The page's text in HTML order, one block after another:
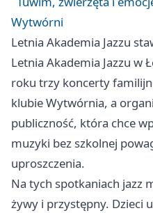
Wytwórni
Letnia Akademia Jazzu
Letnia Akademia Jazzu w
roku trzy koncerty
klubie Wytwórnia, a
publiczność, która chce
muzyki bez szkolnej
uproszczenia.
Na tych spotkaniach jazz
żywy i przystępny. Dzieci